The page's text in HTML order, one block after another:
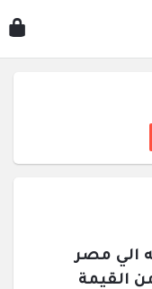
شراء تابلت من امازون وشحنه الي مصر